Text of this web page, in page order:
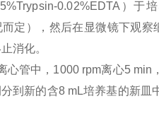
0.02%EDTA）
定），然后在显微镜下观
消化。
心管中，1000 rpm离心5
到新的含8 mL培养基的新皿